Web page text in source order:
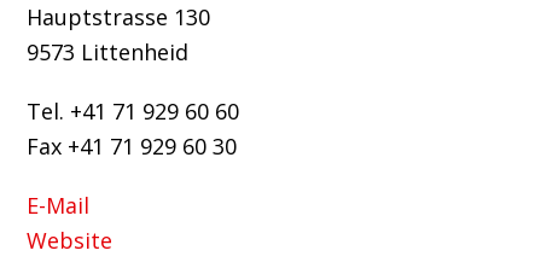
Hauptstrasse 130
9573 Littenheid
Tel. +41 71 929 60 60
Fax +41 71 929 60 30
E-Mail
Website